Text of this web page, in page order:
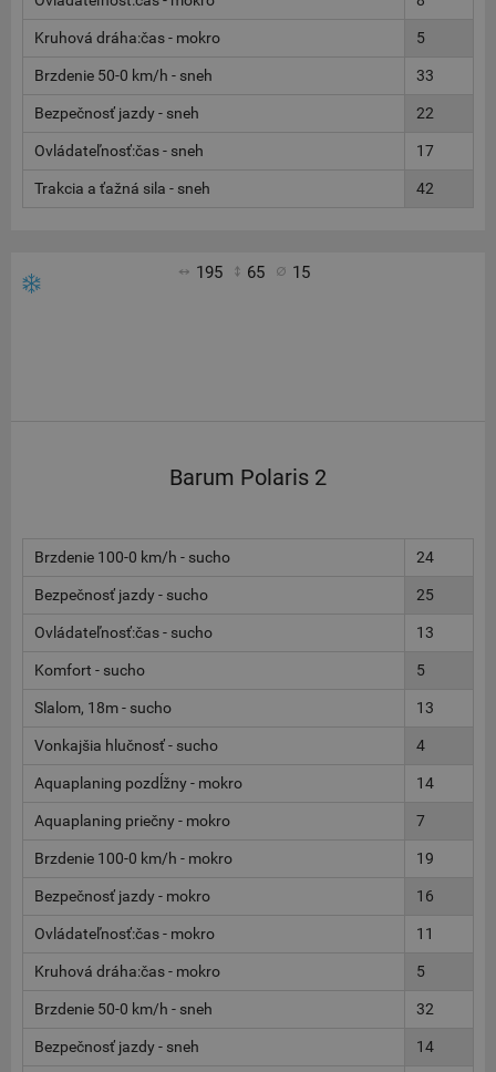
Kruhová dráha:čas - mokro 5
Brzdenie 50-0 km/h - sneh 33
Bezpečnosť jazdy - sneh 22
Ovládateľnosť:čas - sneh 17
Trakcia a ťažná sila - sneh 42
195 65 15
Barum Polaris 2
Brzdenie 100-0 km/h - sucho 24
Bezpečnosť jazdy - sucho 25
Ovládateľnosť:čas - sucho 13
Komfort - sucho 5
Slalom, 18m - sucho 13
Vonkajšia hlučnosť - sucho 4
Aquaplaning pozdĺžny - mokro 14
Aquaplaning priečny - mokro 7
Brzdenie 100-0 km/h - mokro 19
Bezpečnosť jazdy - mokro 16
Ovládateľnosť:čas - mokro 11
Kruhová dráha:čas - mokro 5
Brzdenie 50-0 km/h - sneh 32
Bezpečnosť jazdy - sneh 14